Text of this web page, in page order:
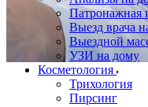
Патронажная
Выезд врача
Выездной
УЗИ на дому
Косметология
Трихология
Пирсинг